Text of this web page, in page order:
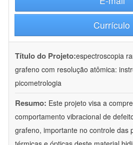
Currículo
Título do Projeto:espectroscopia
grafeno com resolução atômica:
picometrologia
Resumo: Este projeto visa a
comportamento vibracional de
grafeno, importante no controle das